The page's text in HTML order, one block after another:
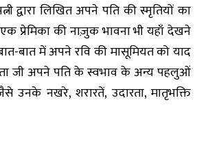
द्वारा लिखित अपने पति की स्मृतियों का
प्रेमिका की नाज़ुक भावना भी यहाँ देखने
बात में अपने रवि की मासूमियत को याद
जी अपने पति के स्वभाव के अन्य पहलुओं
उनके नखरे, शरारतें, उदारता, मातृभक्ति